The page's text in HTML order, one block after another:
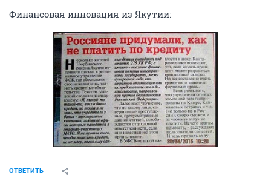
Финансовая инновация из Якутии:
ОТВЕТИТЬ